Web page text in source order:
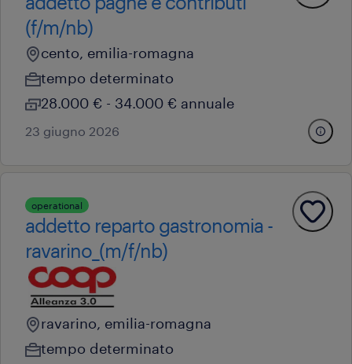
(f/m/nb)
cento, emilia-romagna
tempo determinato
28.000 € - 34.000 € annuale
23 giugno 2026
operational
addetto reparto gastronomia -
ravarino_(m/f/nb)
ravarino, emilia-romagna
tempo determinato